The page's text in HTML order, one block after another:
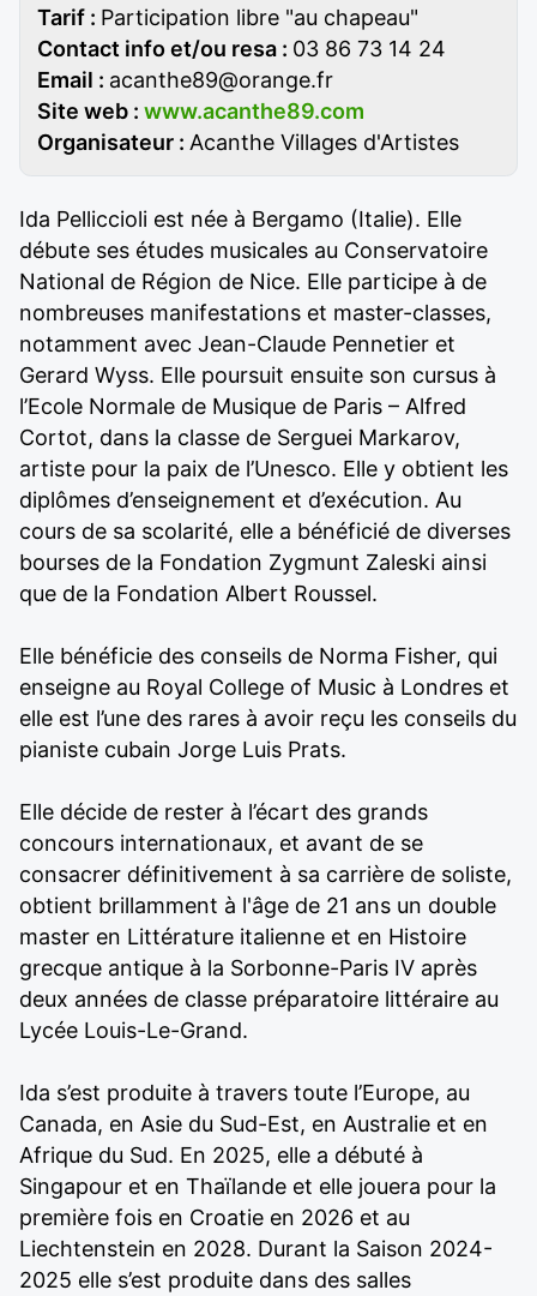
Tarif : Participation libre "au chapeau"
Contact info et/ou resa : 03 86 73 14 24
Email : acanthe89@orange.fr
Site web : www.acanthe89.com
Organisateur : Acanthe Villages d'Artistes
Ida Pelliccioli est née à Bergamo (Italie). Elle
débute ses études musicales au Conservatoire
National de Région de Nice. Elle participe à de
nombreuses manifestations et master-classes,
notamment avec Jean-Claude Pennetier et
Gerard Wyss. Elle poursuit ensuite son cursus à
l’Ecole Normale de Musique de Paris – Alfred
Cortot, dans la classe de Serguei Markarov,
artiste pour la paix de l’Unesco. Elle y obtient les
diplômes d’enseignement et d’exécution. Au
cours de sa scolarité, elle a bénéficié de diverses
bourses de la Fondation Zygmunt Zaleski ainsi
que de la Fondation Albert Roussel.
Elle bénéficie des conseils de Norma Fisher, qui
enseigne au Royal College of Music à Londres et
elle est l’une des rares à avoir reçu les conseils du
pianiste cubain Jorge Luis Prats.
Elle décide de rester à l’écart des grands
concours internationaux, et avant de se
consacrer définitivement à sa carrière de soliste,
obtient brillamment à l'âge de 21 ans un double
master en Littérature italienne et en Histoire
grecque antique à la Sorbonne-Paris IV après
deux années de classe préparatoire littéraire au
Lycée Louis-Le-Grand.
Ida s’est produite à travers toute l’Europe, au
Canada, en Asie du Sud-Est, en Australie et en
Afrique du Sud. En 2025, elle a débuté à
Singapour et en Thaïlande et elle jouera pour la
première fois en Croatie en 2026 et au
Liechtenstein en 2028. Durant la Saison 2024-
2025 elle s’est produite dans des salles